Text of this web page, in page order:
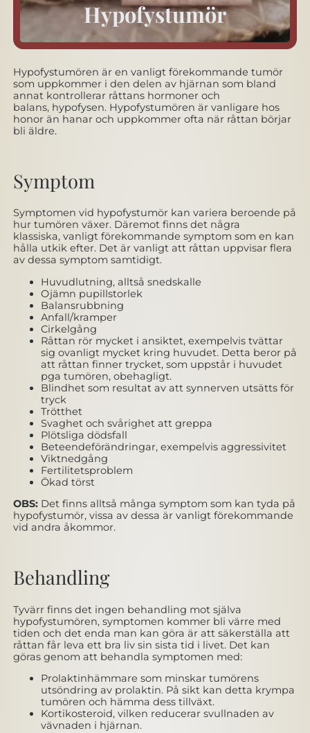
Hypofystumör
Hypofystumören är en vanligt förekommande tumör
som uppkommer i den delen av hjärnan som bland
annat kontrollerar råttans hormoner och
balans, hypofysen. Hypofystumören är vanligare hos
honor än hanar och uppkommer ofta när råttan börjar
bli äldre.
Symptom
Symptomen vid hypofystumör kan variera beroende på
hur tumören växer. Däremot finns det några
klassiska, vanligt förekommande symptom som en kan
hålla utkik efter. Det är vanligt att råttan uppvisar flera
av dessa symptom samtidigt.
Huvudlutning, alltså snedskalle
Ojämn pupillstorlek
Balansrubbning
Anfall/kramper
Cirkelgång
Råttan rör mycket i ansiktet, exempelvis tvättar
sig ovanligt mycket kring huvudet. Detta beror på
att råttan finner trycket, som uppstår i huvudet
pga tumören, obehagligt.
Blindhet som resultat av att synnerven utsätts för
tryck
Trötthet
Svaghet och svårighet att greppa
Plötsliga dödsfall
Beteendeförändringar, exempelvis aggressivitet
Viktnedgång
Fertilitetsproblem
Ökad törst
OBS:Det finns alltså många symptom som kan tyda på
hypofystumör, vissa av dessa är vanligt förekommande
vid andra åkommor.
Behandling
Tyvärr finns det ingen behandling mot själva
hypofystumören, symptomen kommer bli värre med
tiden och det enda man kan göra är att säkerställa att
råttan får leva ett bra liv sin sista tid i livet. Det kan
göras genom att behandla symptomen med:
Prolaktinhämmare som minskar tumörens
utsöndring av prolaktin. På sikt kan detta krympa
tumören och hämma dess tillväxt.
Kortikosteroid, vilken reducerar svullnaden av
vävnaden i hjärnan.